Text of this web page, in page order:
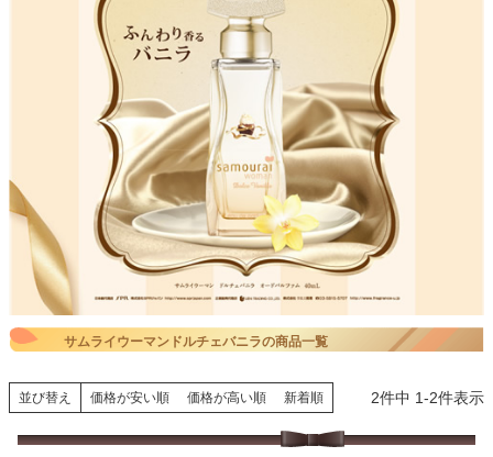
サムライウーマンドルチェバニラの商品一覧
並び替え 価格が安い順 価格が高い順 新着順 2件中 1-2件表示